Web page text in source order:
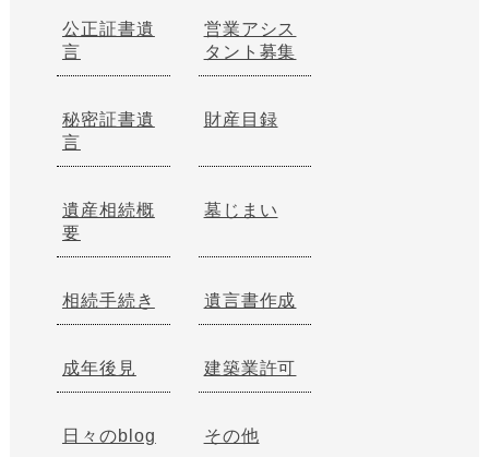
公正証書遺
言
営業アシス
タント募集
秘密証書遺
言
財産目録
遺産相続概
要
墓じまい
相続手続き 遺言書作成
成年後見 建築業許可
日々のblog その他